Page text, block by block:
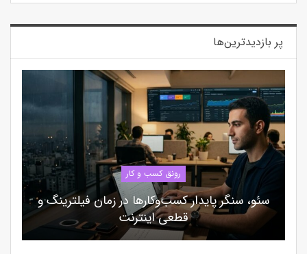
پر بازدیدترین‌ها
رونق کسب و کار
سئو، سنگر پایدار کسب‌وکارها در زمان فیلترینگ و
قطعی اینترنت